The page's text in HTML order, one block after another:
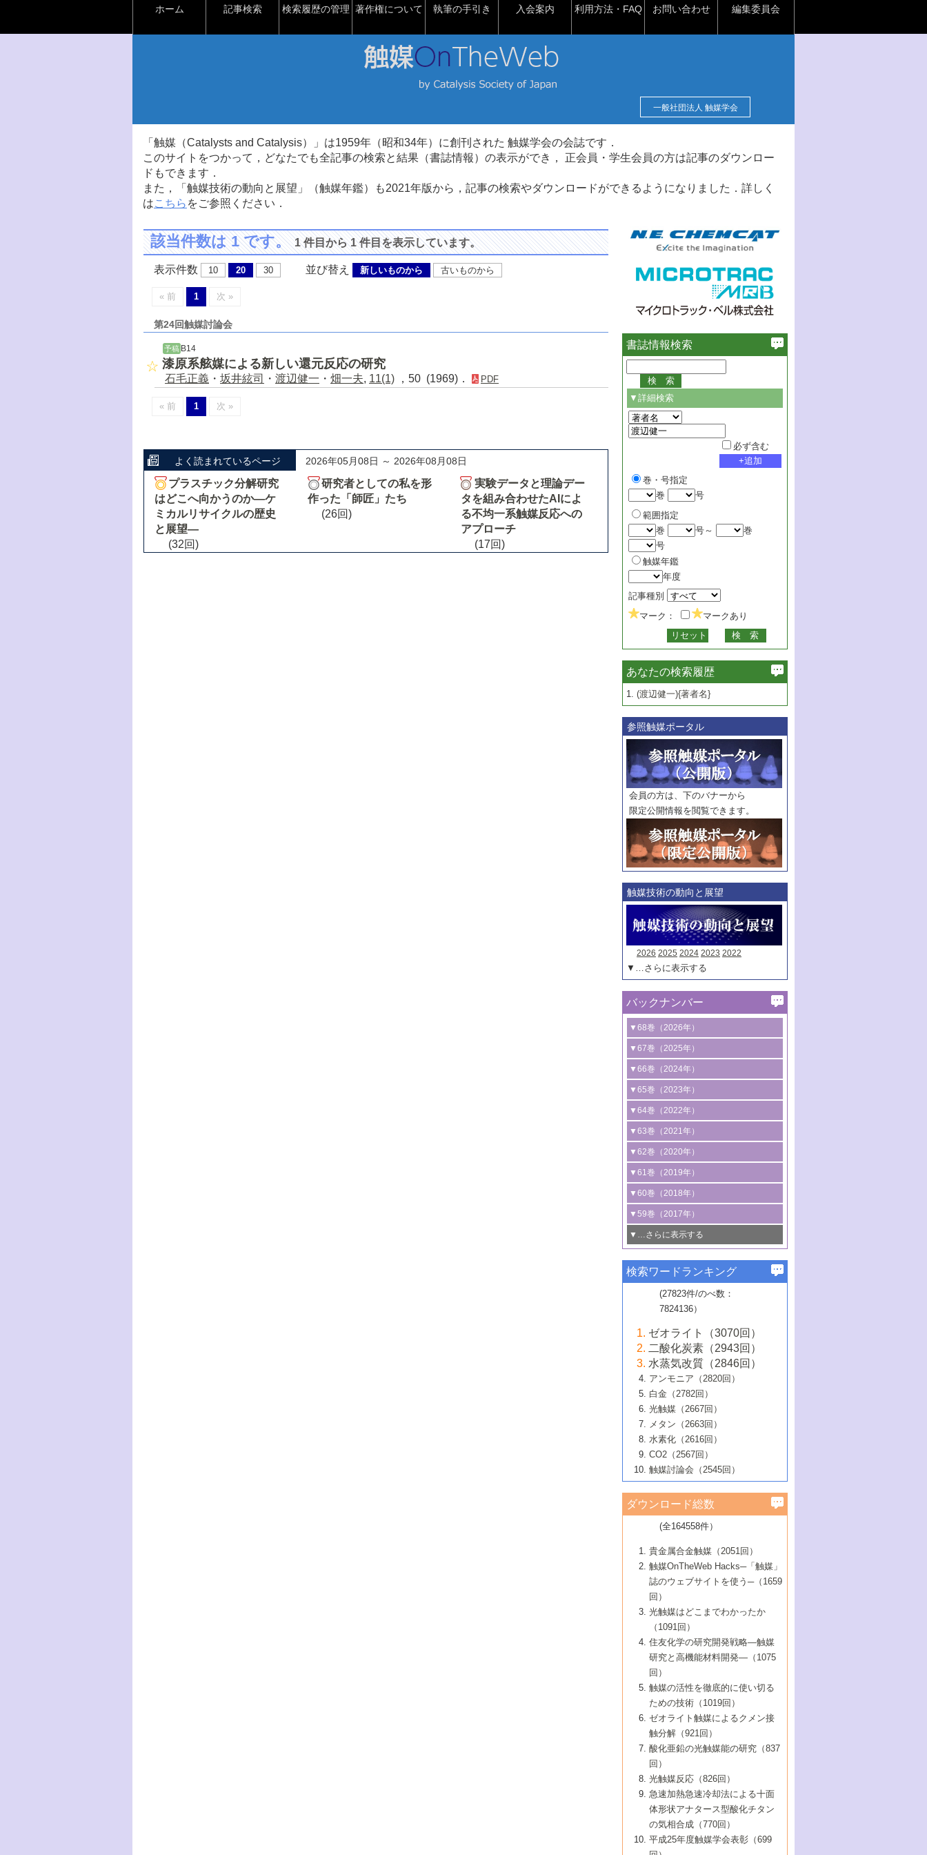
ホーム 記事検索 検索履歴の管理 著作権について 執筆の手引き 入会案内 利用方法・FAQ お問い合わせ 編集委員会
一般社団法人 触媒学会
「触媒（Catalysts and Catalysis）」は1959年（昭和34年）に創刊された 触媒学会の会誌です．
このサイトをつかって，どなたでも全記事の検索と結果（書誌情報）の表示ができ， 正会員・学生会員の方は記事のダウンロー
ドもできます．
また，「触媒技術の動向と展望」（触媒年鑑）も2021年版から，記事の検索やダウンロードができるようになりました．詳しく
はこちら をご参照ください．
該当件数は 1 です。1 件目から 1 件目を表示しています。
表示件数 10 20 30 並び替え 新しいものから 古いものから
« 前 1 次 »
第24回触媒討論会
予稿 B14
漆原系舷媒による新しい還元反応の研究
石毛正義 ・ 坂井絃司 ・ 渡辺健一 ・ 畑一夫, 11(1) ，50 (1969)． PDF
« 前 1 次 »
よく読まれているページ 2026年05月08日 ～ 2026年08月08日
プラスチック分解研究
はどこへ向かうのか―ケ
ミカルリサイクルの歴史
と展望―
(32回)
研究者としての私を形
作った「師匠」たち
(26回)
実験データと理論デー
タを組み合わせたAIによ
る不均一系触媒反応への
アプローチ
(17回)
書誌情報検索
▼詳細検索
必ず含む
巻・号指定
巻
号
範囲指定
巻
号～
巻
号
触媒年鑑
年度
記事種別
マーク：
マークあり
あなたの検索履歴
1. (渡辺健一){著者名}
参照触媒ポータル
会員の方は、下のバナーから
限定公開情報を閲覧できます。
触媒技術の動向と展望
2026 2025 2024 2023 2022
▼…さらに表示する
バックナンバー
▼68巻（2026年）
1号 過酸化水素合成に関する研究動向
2号 コンピューター技術により加速する
触媒開発
3号 有機分子変換やCO 資源化のための
光触媒に関する最近の研究
B号 第137回触媒討論会（2026年）
▼67巻（2025年）
1号 CO
水素化によるグリーン燃料/グリ
ーンケミカル製造
2号 水素製造のための水分解技術に関す
る最近の研究
3号 オレフィン系樹脂の精密合成に関す
る最新技術
4号 アルコール類の効率的変換を実現す
る非貴金属触媒の研究動向
5号 ゼオライトの合成と応用における研
究動向
6号 ヘテロ接合界面
B号 第135回触媒討論会（2025年）
▼66巻（2024年）
1号 低次元ナノ構造を有する触媒材料
2号 規制反応場を活用した固体触媒研究
の新展開
3号 未踏分子変換を目指した酸化触媒プ
ロセスの最前線
4号 シンクロトロン放射光および中性子
線を利用した触媒解析技術の最先端
5号 単原子触媒
6号 参照触媒委員会からのお知らせ
B号 第133回触媒討論会（2023年）
▼65巻（2023年）
1号 炭素が関わる触媒機能
2号 プラスチックケミカルリサイクルの
ための触媒技術
3号 非酸化物系金属化合物を基盤とした
触媒材料の開発
4号 格子酸素・格子酸素欠陥を利用した
触媒反応
5号 生体触媒によるエネルギー変換反応
6号 窒素とリンの循環のための触媒・機
能性材料
▼64巻（2022年）
1号 合成ガス製造とCOを用いるケミカル
ズ合成の最新動向
2号 化学品合成のための合金触媒開発
3号 CO の排出削減および有効活用のた
めの触媒技術
4号 若手による情報発信企画～とびたて
若き触媒の研究者たち～（1）
若き触媒の研究者たち～（2）
6号 石油のノーブル・ユースを志向した
触媒技術
大学：オンライン・対面開催）
▼63巻（2021年）
1号 金触媒の新展開
2号 ペロブスカイト
3号 特殊反応場を利用した触媒的分子変
換反応
4号 多孔質材料を用いた触媒の新展開
5号 情報学的手法を用いた触媒開発
6号 カーボンニュートラルに向けた電解
技術
B号 第127回触媒討論会（2021年・オン
ライン開催(Zoom)のみ）
▼62巻（2020年）
1号 触媒設計を拓く欠陥構造のキャラク
タリゼーション
2号 機能化学品製造に資するクリーンな
触媒的酸化反応
3号 水処理のための触媒化学
4号 光触媒を用いた水分解の最新の研究
動向
5号 次世代の触媒プロセスを支えるマイ
6号 メタン転換技術の最新動向
B号 第125回触媒討論会（2020年・工学
院大学）
▼61巻（2019年）
1号 物質移動制御に着目した触媒プロセ
ス開発
2号 CO2 フリー水素サプライチェーンに
関わる触媒開発動向
3号 精密高分子合成に関する最近の研究
動向
4号 バイオマス化成品製造のための触媒
5号 固体触媒による含窒素有機化合物変
換の最前線
6号 貴金属使用量低減に向けた自動車排
ガス浄化触媒の開発
B号 第123回触媒討論会（2019年・大阪
▼60巻（2018年）
1号 固体酸触媒の最新の研究動向
2号 二酸化炭素からの有用化学品合成
3号 ナノ粒子・クラスター触媒の最前線
4号 60周年記念企画
5号 進化するゼオライト合成技術
6号 非貴金属系触媒における電気化学的
B号 第121回触媒討論会（2018年・東京
大学）
▼59巻（2017年）
1号 いたるところに，触媒
最先端技術
3号 無機分離膜材料の開発と触媒反応プ
ロセスへの適用
5号 水素のふるまいを解き明かす最先端
研究
6号 低級アルカンの有効利用のための触
媒技術
B号 第119回触媒討論会（2017年・首都
大学東京）
▼…さらに表示する
1号 ユニークな構造の高分子を生み出す触
2号 リグニンからの化成品製造に向けた触
媒技術
3号 触媒研究の最先端～とびたて若き研究
者たち～（1）
4号 触媒研究の最先端～とびたて若き研究
者たち～（2）
5号 触媒研究の最先端～とびたて若き研究
者たち～（3）
6号 イオニクス材料と燃料電池・電解合成
の最新の研究動向
B号 第117回触媒討論会（2016年・大阪府
立大学）
▼57巻（2015年）
1号 水素キャリアにかかわる触媒技術の新
2号 石油精製用触媒の最近の進展
3号 固体酸化物形燃料電池（SOFC）におけ
るアノード触媒上での燃料直接改質技術
4号 コアシェル構造の制御による触媒機能
5号 工業触媒およびその周辺技術の最近の
進歩
6号 ナノシート
B号 第115回触媒討論会（2015年・成蹊大
▼56巻（2014年）
2号 光触媒反応機構に関する最新の研究動
向
開発動向
4号 人工光合成に向けた近年のアプローチ
5号 未利用熱エネルギーの有効活用に貢献
する触媒技術
6号 ポリオキソメタレート
B号 第113回触媒討論会（2014年・ロワジ
ールホテル豊橋）
1号 高耐久性燃料電池システム用触媒にお
ける新展開
2号 リビングラジカル重合の最近の動向
3号 天然ガスの化学工業的展開に関する触
媒技術
4号 貴金属触媒の精密構造制御とその活用
5号 バイオマス化成品製造のための固体触
6号 ナノ空間─吸着状態解析から新機能開拓
B号 第111回触媒討論会（2013年・関西大
▼54巻（2012年）
1号 規則性多孔体の利用技術における最近
の進歩
2号 第109回触媒討論会
3号 貴金属低減技術の最新動向
4号 貴金属代替技術の最新動向
5号 光触媒による物質変換反応の新展開
6号 グラフェン
7号 水素を利用する化成品合成の新潮流
▼53巻（2011年）
1号 金属学から見る合金触媒の新展開
2号 第107回触媒討論会
3号 触媒のその場観察法の進歩（１）
4号 触媒のその場観察法の進歩（２）
5号 不活性結合の触媒的活性化による有機
合成
6号 新しい固体酸触媒技術
7号 ゼオライト合成における最近の進歩
▼52巻（2010年）
1号 触媒の劣化対策と長寿命触媒開発
2号 第105回触媒討論会
3号 ナノ構造が拓く新機能
4号 活性サイトおよびその環境の精密な設
計による触媒の高機能化
5号 触媒を有効に使うための技術
7号 有機分子触媒による精密有機合成
8号 高機能化ポリオレフィンに向けた重合
触媒の最近の進展
1号 炭素材料－熱い注目を集める材料－
2号 第103回触媒討論会
3号 環境浄化用光触媒の現状と課題
4号 水素社会の実現に向けた水素製造・貯
蔵技術の進歩
5号 CO2が関わる触媒・材料
7号 持続可能社会実現のための触媒および
触媒関連技術
▼50巻（2008年）
1号 触媒化学と学会のこの10年，半世紀，
そして未来
2号 第101回触媒討論会
4号 錯体を利用したユニークな表面構造の
構築と機能
5号 若手会員による触媒研究の未来展望1：
企業編
6号 第102回触媒討論会
7号 触媒・化学反応における計算化学の進
8号 若手研究者による触媒研究の未来展望
2：大学・研究所編
▼49巻（2007年）
1号 含フッ素化合物の合成と触媒
2号 第99回触媒討論会
3号 実用的ファインケミカル合成プロセス
を実現する触媒
5号 こんな物質，あんな物質―新たな触媒
の可能性―
7号 『結晶の化学』を活かした触媒研究
8号 イオン液体の応用
▼48巻（2006年）
1号 固体酸触媒の最近の進歩
2号 第97回触媒討論会
3号 リビング重合触媒の最近の展開
5号 水素製造・貯蔵のための触媒技術の新
しい展開
6号 第98回触媒討論会
7号 基礎化学品製造の触媒技術
8号 多機能型リアクター
1号 最近の触媒担体とその効果
2号 第95回触媒討論会
4号 水分解用光触媒材料
5号 時間分解分光の進歩と応用
6号 第96回触媒討論会
8号 超臨界流体を用いた化学プロセスの新
▼46巻（2004年）
1号 部分酸化反応触媒の最前線
2号 第93回触媒討論会
3号 特殊エネルギー場の触媒反応
4号 生体内における金属の触媒作用
5号 ファインケミカルズの展開に寄与する
6号 第94回触媒討論会
7号 サブナノレベルでみた新しい表面現象
8号 オレフィン重合触媒の新たな展
▼45巻（2003年）
1号 なぜこの触媒が良いのか？
2号 第91回触媒討論会
3号 最近の自動車排ガス処理技術
4号 触媒研究の現状と将来─第90回触媒討論
5号 基礎化学品製造の触媒技術
6号 第92回触媒討論会
7号 基礎化学品製造の触媒技術
8号 資源の循環と触媒技術
▼44巻（2002年）
1号 高次制御された触媒の化学
2号 第89回触媒討論会
3号 触媒を利用した電気化学の新展開
4号 ナノ材料の調製と機能化
5号 こんな触媒が欲しい
6号 第90回触媒討論会
7号 触媒研究と学術雑誌/情報
8号 若い世代からみた触媒化学の現状と未
▼43巻（2001年）
1号 グリーンケミストリーと触媒
2号 第87回触媒討論会特集号
3号 生体触媒とバイオプロセス
4号 水素製造・利用の触媒化学
5号 触媒研究における新しい切り口：コン
ビナトリアルケミストリー
6号 第88回触媒討論会特集号
7号 企業における触媒研究のブレークスル
8号 この材料を触媒として使ってみません
▼42巻（2000年）
1号 触媒反応工学の明日を拓く
2号 第85回触媒討論会
3号 反応ダイナミクス
5号 触媒のおもしろさをどのように伝える
6号 第86回触媒討論会
7号 水素化精製触媒の新しい展開
8号 新しい反応性と機能性を目指した金属
クラスタ-化学
▼41巻（1999年）
1号 孔、穴、あな?-特異な空間とその利用-
2号 第83回触媒討論会
3号 均一系触媒反応最前線
4号 実用炭素材料の新展開
5号 研究の方法論を考える
7号 機能性金属材料と触媒
8号 触媒研究へのNMRの応用と展望
▼40巻（1998年）
進展と21世紀への提言/創立40周年記念・触
媒学会この10年の歩みとこれから/創立40周
2号 第81回触媒討論会
3号 計算機触媒化学へのさそい
4号 触媒劣化の制御と予測
5号 最新の実用プロセスと触媒
6号 第82回触媒討論会
7号 ナノ構造体の化学
8号 あの反応は今
1号 均一系と不均一系触媒反応-その特徴と
接点
2号 第79回触媒討論会
3号 最新NO除去触媒の実用化研究
4号 新しい反応場を目指した触媒調製
5号 反応・分離技術の新しい展開
6号 第80回触媒討論会
8号 AFMでみる世界
▼38巻（1996年）
1号 触媒の構造と触媒作用/C1化学を中心と
する21世紀への触媒
3号 オリンピックメダル:金・銀・銅はどん
な触媒作用を示すか
4号 触媒作用における機能の複合化
5号 未来を拓け！若手研究者
6号 第78回触媒討論会
7号 ダイナミックな領域への触媒研究の展
開/C1化学を中心とする21世紀への触媒
▼37巻（1995年）
1号 ファインケミカルズと固体触媒
2号 第75回触媒討論会
3号 希土類を利用した触媒
4号 触媒とリサイクル
5号 エネルギー変換触媒
6号 第76回触媒討論会
7号 表面吸着相の新しい展開
8号 マイクロポーラス・クリスタル触媒の
▼36巻（1994年）
1号 電気化学と触媒
2号 第73回触媒討論会
3号 C4化学の展開
4号 《通常号》
5号 《通常号》
6号 第74回触媒討論会
▼35巻（1993年）
1号 工業触媒開発マニュアル―探索から工
業化まで
2号 第71回触媒討論会
3号 研究開発のうらおもて―着想と展開
4号 触媒劣化と寿命の予測
5号 環境に優しい触媒
▼34巻（1992年）
1号 インパクトを与えたこの研究
2号 第69回触媒討論会
3号 ケミカルズ合成触媒―新しい展開と応
▼33巻（1991年）
1号 触媒プロセス開発マニュアル―探索か
ら工業化まで，知っておきたいこと PartII
2号 第67回触媒討論会
▼32巻（1990年）
1号 21世紀に向けて触媒研究の飛躍をめざ
す―触媒化学の裾野を広げよう
2号 第65回触媒討論会
▼31巻（1989年）
1号 情報科学と反応設計・材料設計
▼30巻（1988年）
検索ワードランキング
(27823件/のべ数：
7824136）
ゼオライト（3070回）
二酸化炭素（2943回）
水蒸気改質（2846回）
アンモニア（2820回）
白金（2782回）
光触媒（2667回）
メタン（2663回）
水素化（2616回）
CO2（2567回）
触媒討論会（2545回）
ダウンロード総数
(全164558件）
貴金属合金触媒（2051回）
触媒OnTheWeb Hacks─「触媒」
誌のウェブサイトを使う─（1659
回）
光触媒はどこまでわかったか
（1091回）
住友化学の研究開発戦略―触媒
研究と高機能材料開発―（1075
回）
触媒の活性を徹底的に使い切る
ための技術（1019回）
ゼオライト触媒によるクメン接
触分解（921回）
酸化亜鉛の光触媒能の研究（837
回）
光触媒反応（826回）
急速加熱急速冷却法による十面
体形状アナタース型酸化チタン
の気相合成（770回）
平成25年度触媒学会表彰（699